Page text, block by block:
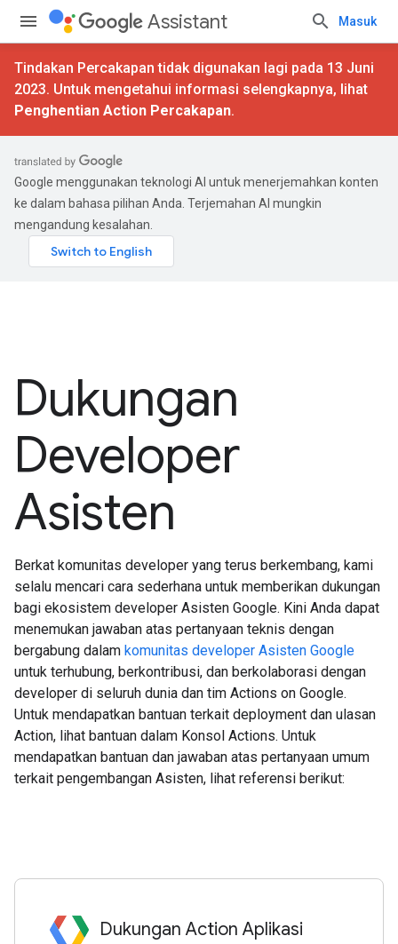
Assistant Masuk
Tindakan Percakapan tidak digunakan lagi pada 13 Juni
2023. Untuk mengetahui informasi selengkapnya, lihat
Penghentian Action Percakapan.
Google menggunakan teknologi AI untuk menerjemahkan konten
ke dalam bahasa pilihan Anda. Terjemahan AI mungkin
mengandung kesalahan.
Dukungan
Developer
Asisten
Berkat komunitas developer yang terus berkembang, kami
selalu mencari cara sederhana untuk memberikan dukungan
bagi ekosistem developer Asisten Google. Kini Anda dapat
menemukan jawaban atas pertanyaan teknis dengan
bergabung dalam komunitas developer Asisten Google
untuk terhubung, berkontribusi, dan berkolaborasi dengan
developer di seluruh dunia dan tim Actions on Google.
Untuk mendapatkan bantuan terkait deployment dan ulasan
Action, lihat bantuan dalam Konsol Actions. Untuk
mendapatkan bantuan dan jawaban atas pertanyaan umum
terkait pengembangan Asisten, lihat referensi berikut:
Dukungan Action Aplikasi